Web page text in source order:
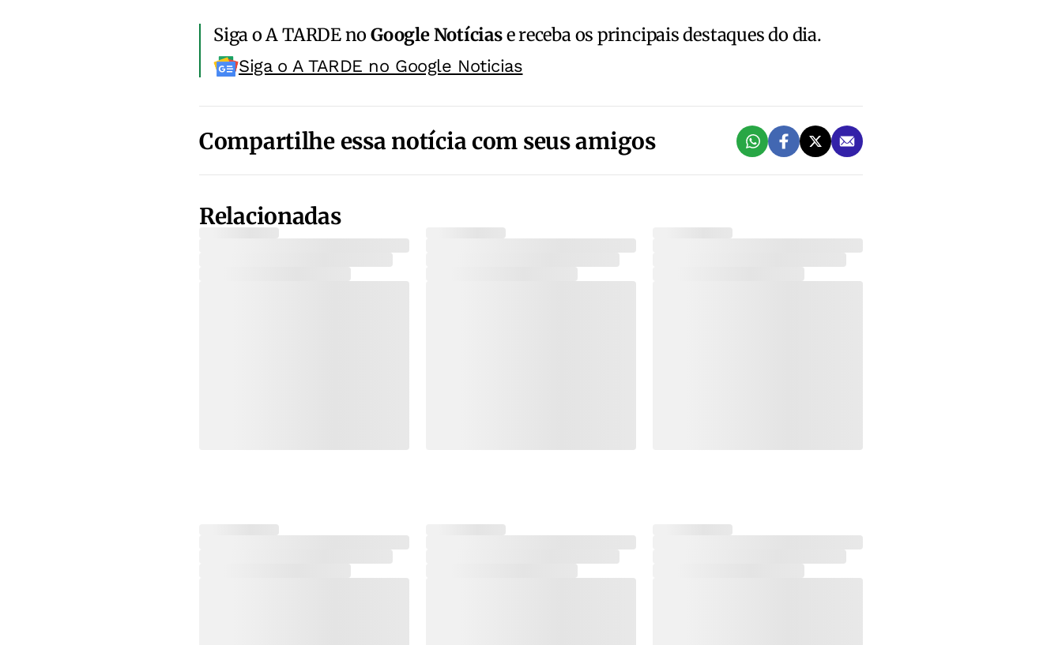
Siga o A TARDE noGoogle Notíciase receba os principais destaques do dia.
Siga o A TARDE no Google Noticias
Compartilhe essa notícia com seus amigos
Relacionadas